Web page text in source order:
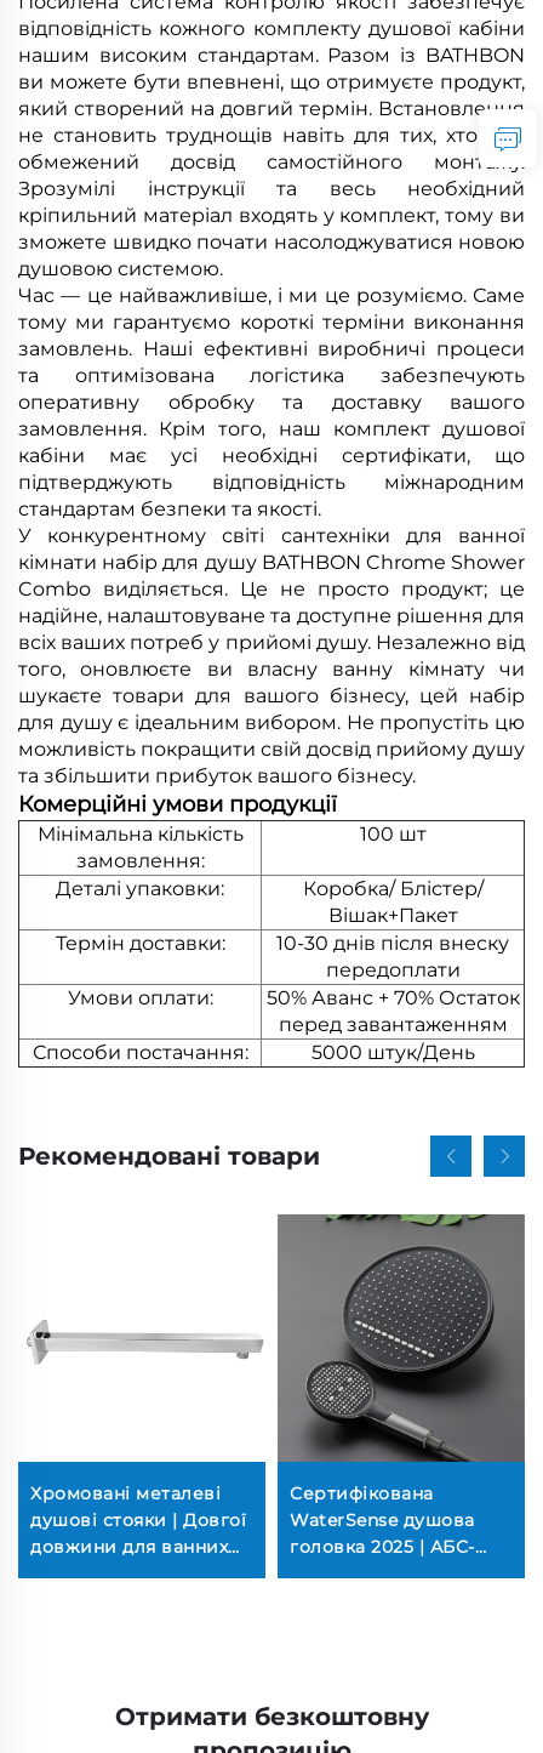
відповідність кожного комплекту душової кабіни
нашим високим стандартам. Разом із BATHBON
ви можете бути впевнені, що отримуєте продукт,
який створений на довгий термін. Встановлення
не становить труднощів навіть для тих, хто має
обмежений досвід самостійного монтажу.
Зрозумілі інструкції та весь необхідний
кріпильний матеріал входять у комплект, тому ви
зможете швидко почати насолоджуватися новою
душовою системою.
Час — це найважливіше, і ми це розуміємо. Саме
тому ми гарантуємо короткі терміни виконання
замовлень. Наші ефективні виробничі процеси
та оптимізована логістика забезпечують
оперативну обробку та доставку вашого
замовлення. Крім того, наш комплект душової
кабіни має усі необхідні сертифікати, що
підтверджують відповідність міжнародним
стандартам безпеки та якості.
У конкурентному світі сантехніки для ванної
кімнати набір для душу BATHBON Chrome Shower
Combo виділяється. Це не просто продукт; це
надійне, налаштовуване та доступне рішення для
всіх ваших потреб у прийомі душу. Незалежно від
того, оновлюєте ви власну ванну кімнату чи
шукаєте товари для вашого бізнесу, цей набір
для душу є ідеальним вибором. Не пропустіть цю
можливість покращити свій досвід прийому душу
та збільшити прибуток вашого бізнесу.
Комерційні умови продукції
Мінімальна кількість
замовлення:
100 шт
Деталі упаковки:
Коробка/ Блістер/
Вішак+Пакет
Термін доставки:
10-30 днів після внеску
передоплати
Умови оплати:
50% Аванс + 70% Остаток
перед завантаженням
Способи постачання:
5000 штук/День
Рекомендовані товари
Хромовані металеві
душові стояки | Довгої
довжини для ванних
кімнат (пряма поставка
Сертифікована
WaterSense душова
головка 2025 | АБС-
пластик із хромовим
Отримати безкоштовну